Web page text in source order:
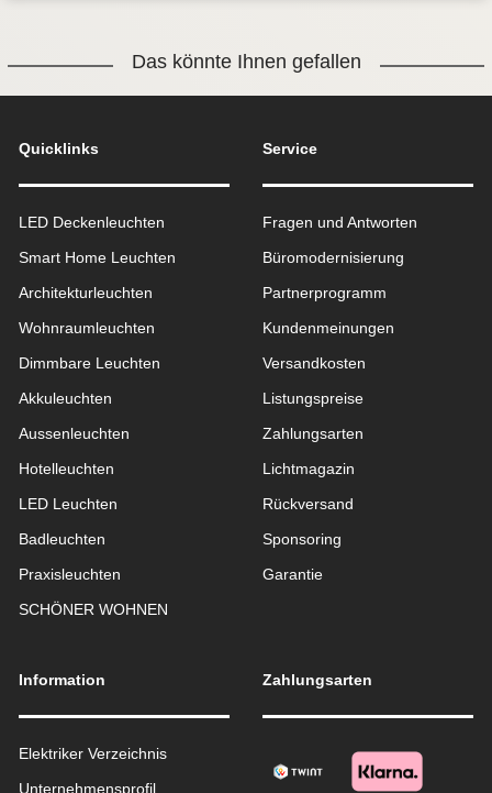
Das könnte Ihnen gefallen
Quicklinks
LED Deckenleuchten
Smart Home Leuchten
Architekturleuchten
Wohnraum­leuchten
Dimmbare Leuchten
Akkuleuchten
Aussen­leuchten
Hotelleuchten
LED Leuchten
Badleuchten
Praxisleuchten
SCHÖNER WOHNEN
Service
Fragen und Antworten
Büromodernisierung
Partnerprogramm
Kundenmeinungen
Versandkosten
Listungspreise
Zahlungsarten
Lichtmagazin
Rückversand
Sponsoring
Garantie
Information
Elektriker Verzeichnis
Unternehmensprofil
Zahlungsarten